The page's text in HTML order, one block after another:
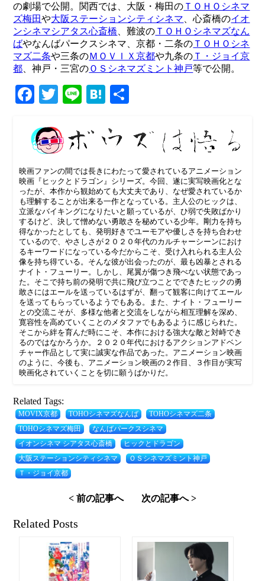
の劇場で公開。関西では、大阪・梅田の ＴＯＨＯシネマ
ズ梅田や大阪ステーションシティシネマ 、心斎橋のイオ
ンシネマシアタス心斎橋 、難波の ＴＯＨＯシネマズなん
ばやなんばパークスシネマ、京都・二条の ＴＯＨＯシネ
マズ二条や三条のＭＯＶＩＸ京都や九条の Ｔ・ジョイ京
都 、神戸・三宮のＯＳシネマズミント神戸等で公開。
Facebook
TwitterLineHatena
映画ファンの間では長きにわたって愛されているアニメーション
映画『ヒックとドラゴン』シリーズ。今回、遂に実写映画化とな
ったが、本作から観始めても大丈夫であり、なぜ愛されているか
も理解することが出来る一作となっている。主人公のヒックは、
立派なバイキングになりたいと願っているが、ひ弱で失敗ばかり
するけど、決して憎めない勇敢さを秘めている少年。剛力を持ち
得なかったとしても、発明好きでユーモアや優しさを持ち合わせ
ているので、やさしさが２０２０年代のカルチャーシーンにおけ
るキーワードになっている今だからこそ、受け入れられる主人公
像を持ち得ている。そんな彼が出会ったのが、最も凶暴とされる
ナイト・フューリー。しかし、尾翼が傷つき飛べない状態であっ
た。そこで持ち前の発明で共に飛び立つことでできたヒックの勇
敢さにはエールを送っているはずが、翻って観客に向けてエール
を送ってもらっているようでもある。また、ナイト・フューリー
との交流こそが、多様な他者と交流をしながら相互理解を深め、
寛容性を高めていくことのメタファでもあるように感じられた。
そこから絆を育んだ時にこそ、本作における強大な敵と対峙でき
るのではなかろうか。２０２０年代におけるアクションアドベン
チャー作品として実に誠実な作品であった。アニメーション映画
のように、今後も、アニメーション映画の２作目、３作目が実写
映画化されていくことを切に願うばかりだ。
Related Tags:
MOVIX京都 TOHOシネマズなんば
TOHOシネマズ二条
TOHOシネマズ梅田
なんばパークスシネマ
イオンシネマ シアタス心斎橋
ヒックとドラゴン
大阪ステーションシティシネマ
ＯＳシネマズミント神戸
Ｔ・ジョイ京都
< 前の記事へ 次の記事へ >
Related Posts